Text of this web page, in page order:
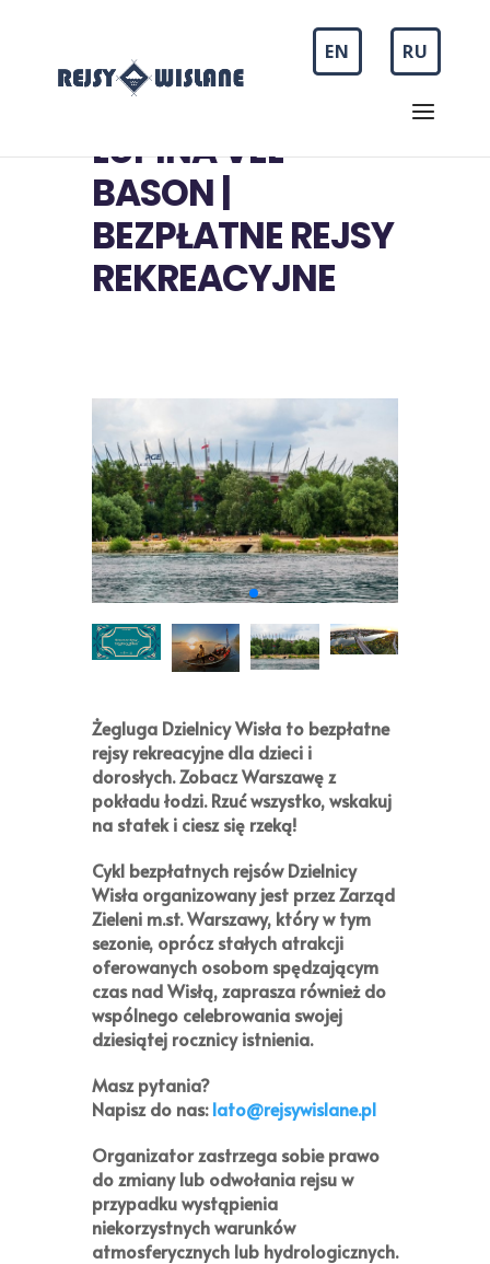
EN RU
LUPINA VEL
BASON |
BEZPŁATNE REJSY
REKREACYJNE
Żegluga Dzielnicy Wisła to bezpłatne
rejsy rekreacyjne dla dzieci i
dorosłych. Zobacz Warszawę z
pokładu łodzi. Rzuć wszystko, wskakuj
na statek i ciesz się rzeką!
Cykl bezpłatnych rejsówDzielnicy
Wisła organizowany jest przezZarząd
Zieleni m.st. Warszawy, który w tym
sezonie, oprócz stałych atrakcji
oferowanych osobom spędzającym
czas nad Wisłą, zaprasza również do
wspólnego celebrowania swojej
dziesiątej rocznicy istnienia.
Masz pytania?
Napisz do nas:lato@rejsywislane.pl
Organizator zastrzega sobie prawo
do zmiany lub odwołania rejsu w
przypadku wystąpienia
niekorzystnych warunków
atmosferycznych lub hydrologicznych.